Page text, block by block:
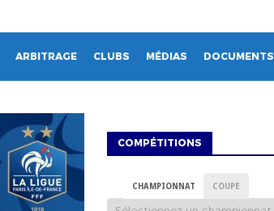
ARBITRAGE CLUBS MÉDIAS DOCUMENTS
COMPÉTITIONS
CHAMPIONNAT COUPE